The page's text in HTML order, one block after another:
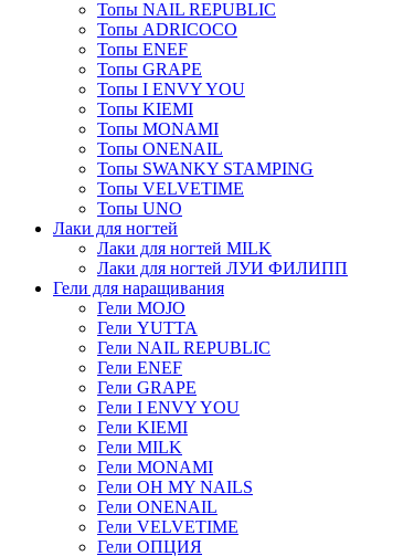
Топы NAIL REPUBLIC
Топы ADRICOCO
Топы ENEF
Топы GRAPE
Топы I ENVY YOU
Топы KIEMI
Топы MONAMI
Топы ONENAIL
Топы SWANKY STAMPING
Топы VELVETIME
Топы UNO
Лаки для ногтей
Лаки для ногтей MILK
Лаки для ногтей ЛУИ ФИЛИПП
Гели для наращивания
Гели MOJO
Гели YUTTA
Гели NAIL REPUBLIC
Гели ENEF
Гели GRAPE
Гели I ENVY YOU
Гели KIEMI
Гели MILK
Гели MONAMI
Гели OH MY NAILS
Гели ONENAIL
Гели VELVETIME
Гели ОПЦИЯ